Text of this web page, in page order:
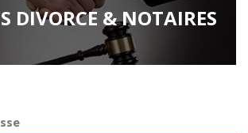
DIVORCE & NOTAIRES